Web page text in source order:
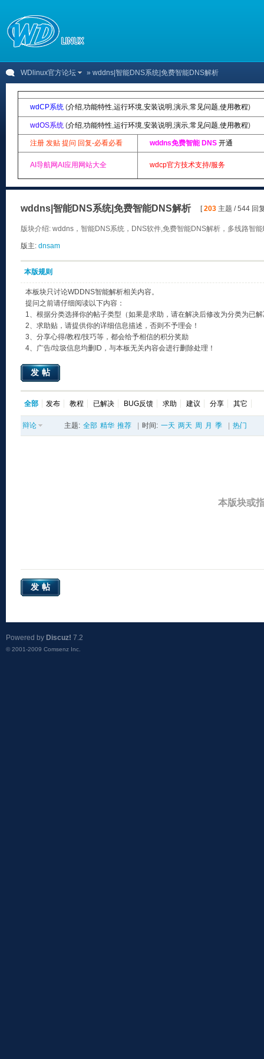
WDlinux官方论坛 » wddns|智能DNS系统|免费智能DNS解析
wdCP系统 (介绍,功能特性,运行环境,安装说明 ,演示,常见问题,使用教程)
wdOS系统 (介绍,功能特性,运行环境,安装说明 ,演示,常见问题,使用教程)
注册 发贴 提问 回复-必看必看 wddns免费智能 DNS 开通
AI导航网AI应用网站大全 wdcp官方技术支持/服务
wddns|智能DNS系统|免费智能DNS解析 [203 主题 / 544 回
版块介绍: wddns，智能DNS系统，DNS软件,免费智能DNS解析，多线路智
版主: dnsam
本版规则
本板块只讨论WDDNS智能解析相关内容。
提问之前请仔细阅读以下内容：
1、根据分类选择你的帖子类型（如果是求助，请在解决后修改为分类为已
2、求助贴，请提供你的详细信息描述，否则不予理会！
3、分享心得/教程/技巧等，都会给予相信的积分奖励
4、广告/垃圾信息均删ID，与本板无关内容会进行删除处理！
发帖
全部 发布 教程 已解决 BUG反馈 求助 建议 分享 其它
辩论 主题: 全部 精华 推荐 时间: 一天 两天 周 月 季 热门
本版块或
发帖
Powered by Discuz! 7.2
© 2001-2009 Comsenz Inc.